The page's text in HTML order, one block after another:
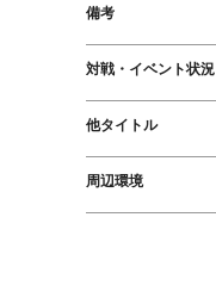
備考
対戦・イベント状況
他タイトル
周辺環境